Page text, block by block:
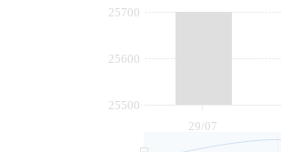
29/07
25500
25600
25700